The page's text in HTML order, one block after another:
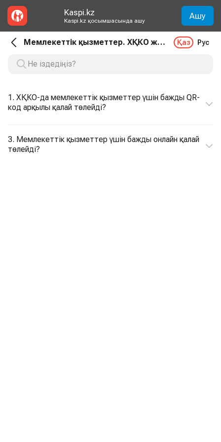
Kaspi.kz
Kaspi.kz қосымшасында ашу Ашу
Мемлекеттік қызметтер. ХҚКО және EGOV қызметтері Қаз Рус
1. ХҚКО-да мемлекеттік қызметтер үшін бажды QR-
код арқылы қалай төлейді?
3. Мемлекеттік қызметтер үшін бажды онлайн қалай
төлейді?